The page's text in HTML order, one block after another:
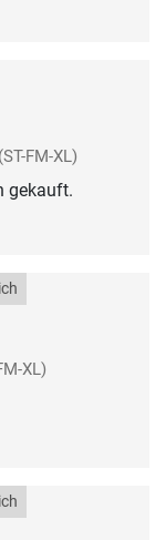
(ST-FM-XL)
gekauft.
XL)